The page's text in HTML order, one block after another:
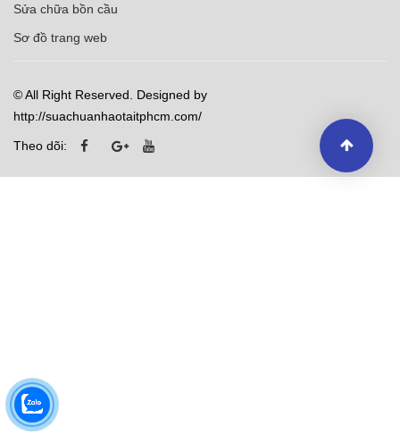
Sửa chữa bồn cầu
Sơ đồ trang web
© All Right Reserved. Designed by
http://suachuanhaotaitphcm.com/
Theo dõi: